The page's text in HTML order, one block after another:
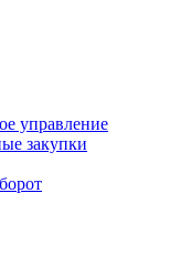
управление
закупки